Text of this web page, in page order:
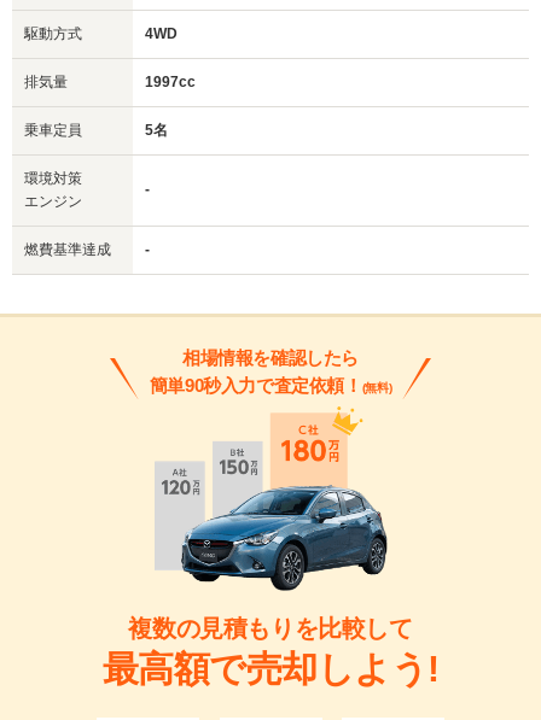
駆動方式 4WD
排気量 1997cc
乗車定員 5名
環境対策
エンジン
-
燃費基準達成 -
相場情報を確認したら
簡単90秒入力で査定依頼！ (無料)
複数の見積もりを比較して
最高額で売却しよう!